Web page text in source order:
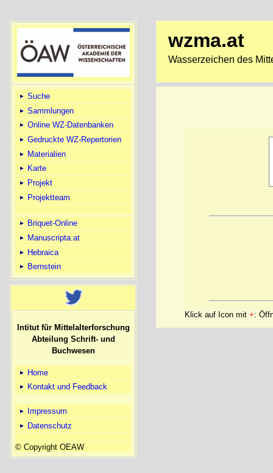
Suche
Sammlungen
Online WZ-Datenbanken
Gedruckte WZ-Repertorien
Materialien
Karte
Projekt
Projektteam
Briquet-Online
Manuscripta.at
Hebraica
Bernstein
Intitut für Mittelalterforschung
Abteilung Schrift- und
Buchwesen
Home
Kontakt und Feedback
Impressum
Datenschutz
© Copyright OEAW
wzma.at
Wasserzeichen des
Klick auf Icon mit +: